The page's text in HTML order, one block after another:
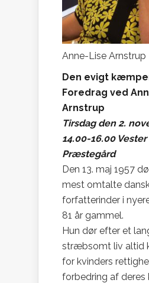
Anne-Lise Arnstrup
Den evigt
Foredrag ved
Arnstrup
Tirsdag den 2.
14.00-16.00
Præstegård
Den 13. maj 1957
mest omtalte
forfatterinder i
81 år gammel.
Hun dør efter et
stræbsomt liv altid
for kvinders
forbedring af deres